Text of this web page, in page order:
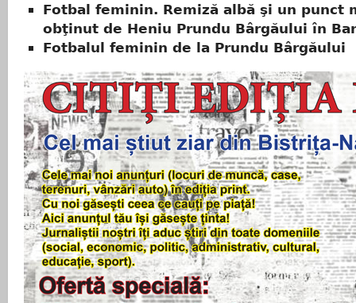
Fotbal feminin. Remiză albă şi un punct
obţinut de Heniu Prundu Bârgăului în
Fotbalul feminin de la Prundu Bârgăului